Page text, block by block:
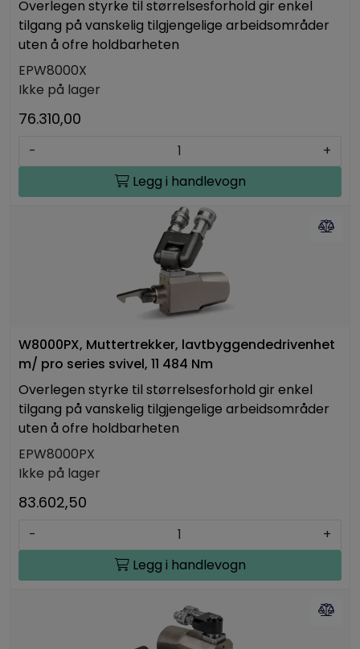
Overlegen styrke til størrelsesforhold gir enkel
tilgang på vanskelig tilgjengelige arbeidsområder
uten å ofre holdbarheten
EPW8000X
Ikke på lager
76.310,00
-
+
Legg i handlevogn
W8000PX, Muttertrekker, lavtbyggendedrivenhet
m/ pro series svivel, 11 484 Nm
Overlegen styrke til størrelsesforhold gir enkel
tilgang på vanskelig tilgjengelige arbeidsområder
uten å ofre holdbarheten
EPW8000PX
Ikke på lager
83.602,50
-
+
Legg i handlevogn